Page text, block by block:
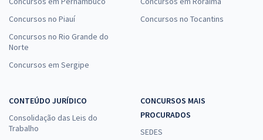
Concursos no Piauí
Concursos no Rio Grande do
Norte
Concursos em Sergipe
Concursos no Tocantins
CONTEÚDO JURÍDICO
Consolidação das Leis do
Trabalho
CONCURSOS MAIS
PROCURADOS
SEDES